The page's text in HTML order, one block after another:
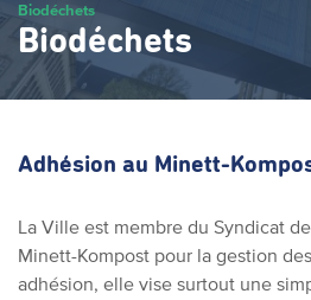
Biodéchets
Biodéchets
Adhésion au Minett-
La Ville est membre du Syndicat
Minett-Kompost pour la gestion
adhésion, elle vise surtout une